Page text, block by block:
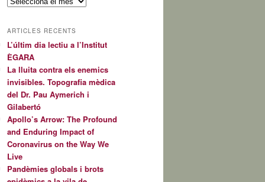
i
u
s
ARTICLES RECENTS
L’últim dia lectiu a l’Institut
ÈGARA
La lluita contra els enemics
invisibles. Topografia mèdica
del Dr. Pau Aymerich i
Gilabertó
Apollo’s Arrow: The Profound
and Enduring Impact of
Coronavirus on the Way We
Live
Pandèmies globals i brots